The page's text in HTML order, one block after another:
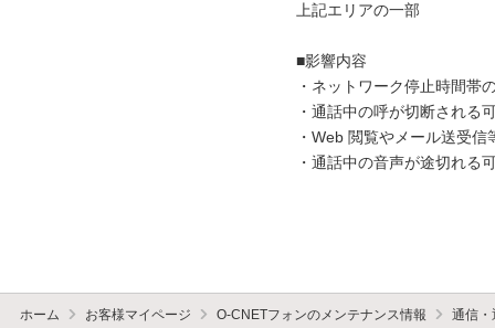
上記エリアの一部
■影響内容
・ネットワーク停止時間帯
・通話中の呼が切断される
・Web 閲覧やメール送受
・通話中の音声が途切れる
ホーム お客様マイページ O-CNETフォンのメンテナンス情報 通信・